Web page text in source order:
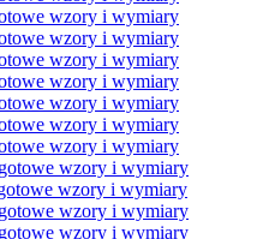
wzory i wymiary
wzory i wymiary
wzory i wymiary
wzory i wymiary
wzory i wymiary
wzory i wymiary
wzory i wymiary
wzory i wymiary
wzory i wymiary
wzory i wymiary
wzory i wymiary